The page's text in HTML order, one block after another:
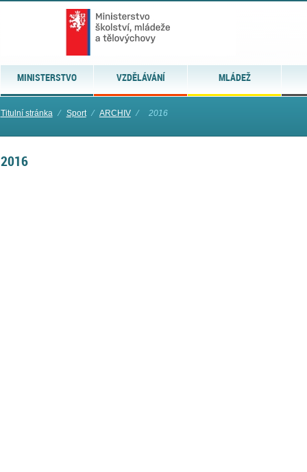
MINISTERSTVO VZDĚLÁVÁNÍ MLÁDEŽ
Titulní stránka ⁄ Sport ⁄ ARCHIV ⁄ 2016
2016